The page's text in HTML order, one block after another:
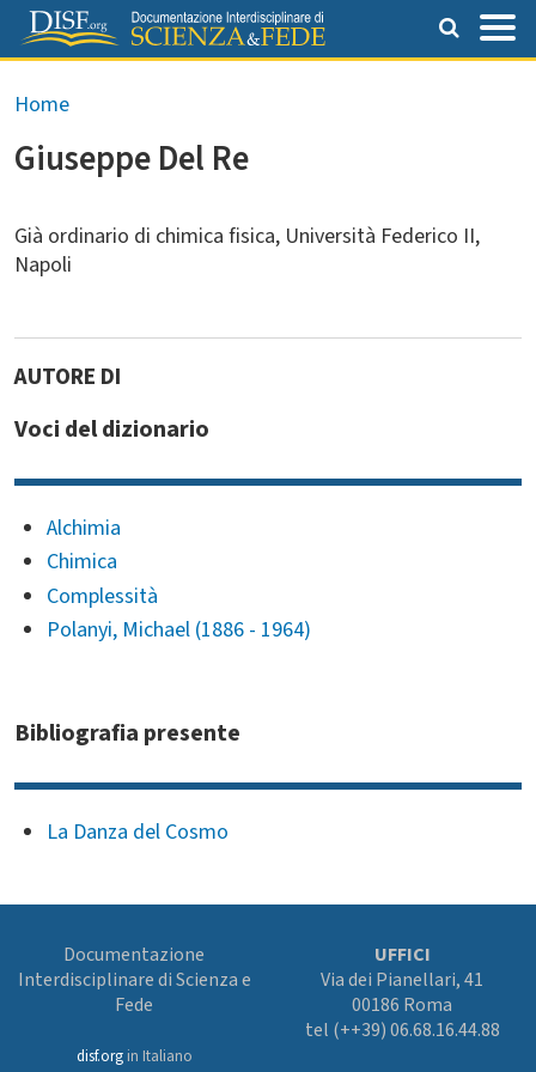
Salta al contenuto principale
Briciole di pane
Home
Giuseppe Del Re
Già ordinario di chimica fisica, Università Federico II,
Napoli
Voci del dizionario
Alchimia
Chimica
Complessità
Polanyi, Michael (1886 - 1964)
Bibliografia presente
La Danza del Cosmo
Documentazione
Interdisciplinare di Scienza e
Fede
disf.orgin Italiano
UFFICI
Via dei Pianellari, 41
00186 Roma
tel (++39) 06.68.16.44.88